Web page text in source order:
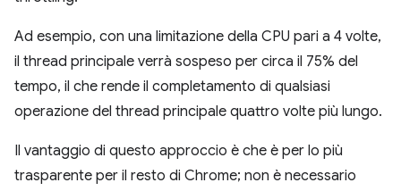
Ad esempio, con una limitazione della CPU pari a 4 volte,
il thread principale verrà sospeso per circa il 75% del
tempo, il che rende il completamento di qualsiasi
operazione del thread principale quattro volte più lungo.
Il vantaggio di questo approccio è che è per lo più
trasparente per il resto di Chrome; non è necessario